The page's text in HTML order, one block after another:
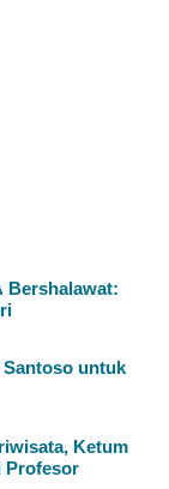
Bershalawat:
Santoso untuk
Ketum
Profesor